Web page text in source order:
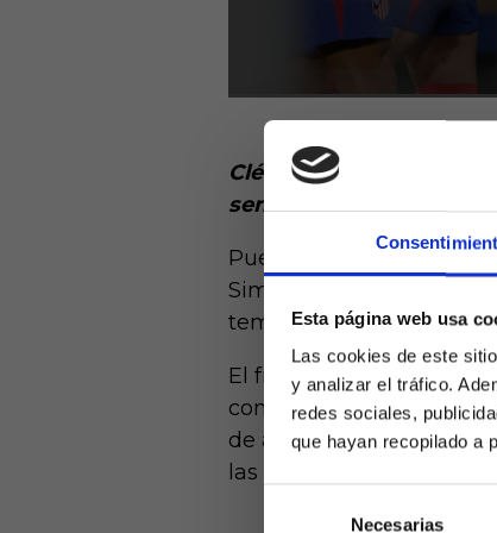
Esta página web usa
Las cookies de este
y analizar el tráfico.
redes sociales,
que hayan recopilado a
Necesarias
Clément Lenglet llegó
semana en Anoeta
Pues bien, después de
Simeone está
temporada.
El francés aterrizó en el
completos durante los
de ahí firmó sendas
las órdenes del Cholo.